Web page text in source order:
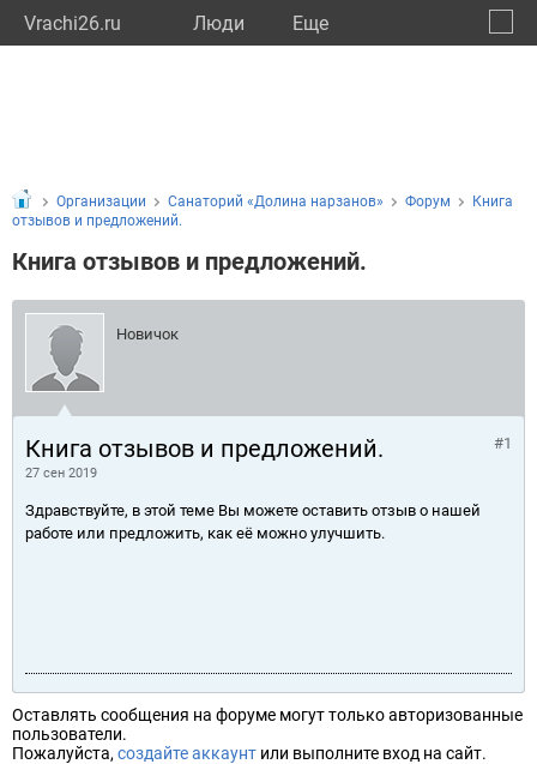
Vrachi26.ru Люди Eще
Организации Санаторий «Долина нарзанов» Форум
Книга
отзывов и предложений.
Книга отзывов и предложений.
Новичок
Книга отзывов и предложений.
27 сен 2019
#1
Здравствуйте, в этой теме Вы можете оставить отзыв о нашей
работе или предложить, как её можно улучшить.
Оставлять сообщения на форуме могут только авторизованные
пользователи.
Пожалуйста, создайте аккаунт или выполните вход на сайт.